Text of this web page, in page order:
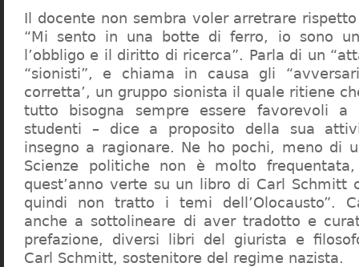
Il docente non sembra voler arretrare
“Mi sento in una botte di ferro, io sono
l’obbligo e il diritto di ricerca”. Parla di un
“sionisti”, e chiama in causa gli
corretta’, un gruppo sionista il quale ritiene
tutto bisogna sempre essere favorevoli a
studenti – dice a proposito della sua
insegno a ragionare. Ne ho pochi, meno di
Scienze politiche non è molto
quest’anno verte su un libro di Carl Schmitt
quindi non tratto i temi dell’Olocausto”.
anche a sottolineare di aver tradotto e
prefazione, diversi libri del giurista e
Carl Schmitt, sostenitore del regime nazista.